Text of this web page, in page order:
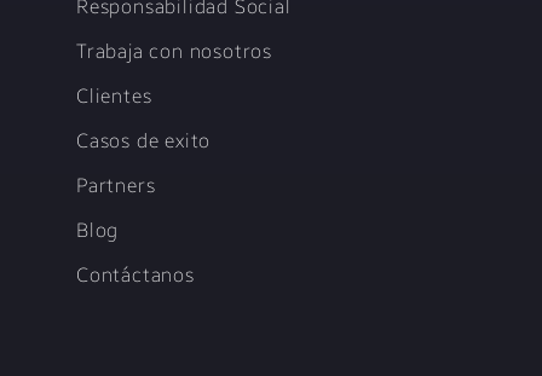
Responsabilidad Social
Trabaja con nosotros
Clientes
Casos de exito
Partners
Blog
Contáctanos